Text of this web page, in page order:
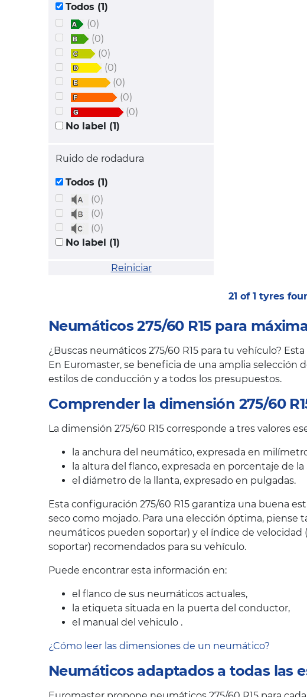
Todos (1)
(0)
(0)
(0)
(0)
(0)
(0)
(0)
No label (1)
Ruido de rodadura
Todos (1)
(0)
(0)
(0)
No label (1)
Reiniciar
21 of 1 tyres
Neumáticos 275/60 R15 para
¿Buscas neumáticos 275/60 R15 para tu vehículo?
En Euromaster, se beneficia de una amplia selección
estilos de conducción y a todos los presupuestos.
Comprender la dimensión 275/60
La dimensión 275/60 R15 corresponde a tres valores
la anchura del neumático, expresada en
la altura del flanco, expresada en porcentaje de la
el diámetro de la llanta, expresado en pulgadas.
Esta configuración 275/60 R15 garantiza una buena
seco como mojado. Para una elección óptima,
neumáticos pueden soportar) y el índice de
soportar) recomendados para su vehículo.
Puede encontrar esta información en:
el flanco de sus neumáticos actuales,
la etiqueta situada en la puerta del conductor,
el manual del vehiculo .
¿Cómo leer las dimensiones de un neumático?
Neumáticos adaptados a todas las